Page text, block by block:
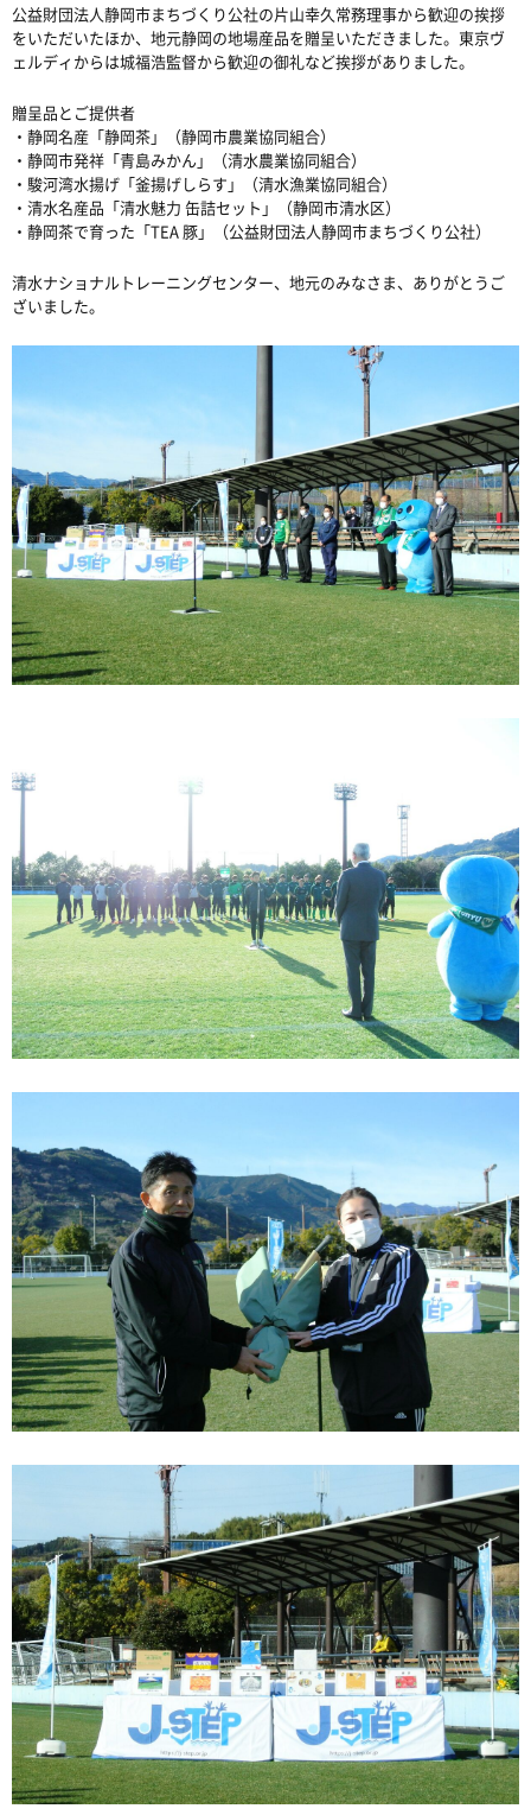
公益財団法人静岡市まちづくり公社の片山幸久常務理事から歓迎の挨拶
をいただいたほか、地元静岡の地場産品を贈呈いただきました。東京ヴ
ェルディからは城福浩監督から歓迎の御礼など挨拶がありました。
贈呈品とご提供者
・静岡名産「静岡茶」（静岡市農業協同組合）
・静岡市発祥「青島みかん」（清水農業協同組合）
・駿河湾水揚げ「釜揚げしらす」（清水漁業協同組合）
・清水名産品「清水魅力 缶詰セット」（静岡市清水区）
・静岡茶で育った「TEA 豚」（公益財団法人静岡市まちづくり公社）
清水ナショナルトレーニングセンター、地元のみなさま、ありがとうご
ざいました。